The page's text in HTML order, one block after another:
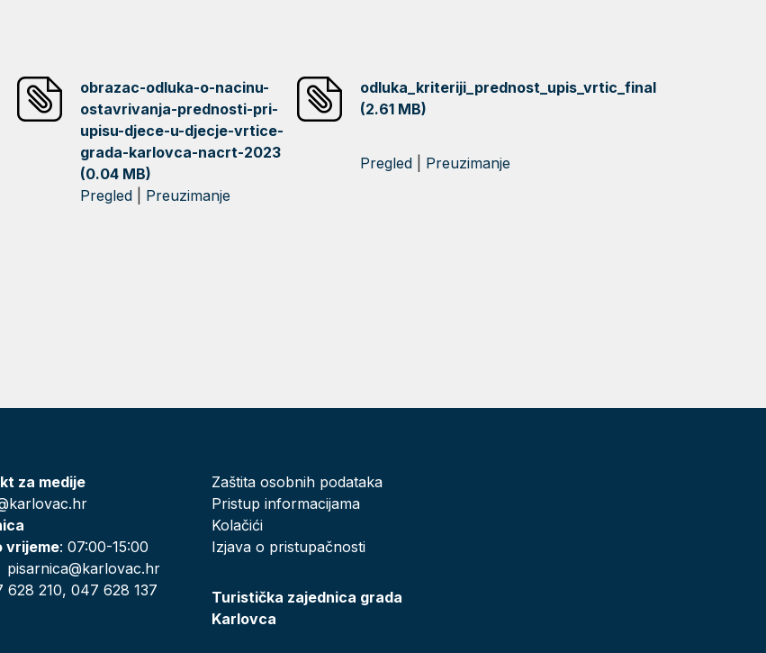
obrazac-odluka-o-nacinu-
ostavrivanja-prednosti-pri-
upisu-djece-u-djecje-vrtice-
grada-karlovca-nacrt-2023
(0.04 MB)
Pregled
Preuzimanje
odluka_kriteriji_prednost_upis_vrtic_final
(2.61 MB)
Pregled Preuzimanje
za medije
vrijeme: 07:00-15:00
pisarnica@karlovac.hr
628 210, 047 628 137
Zaštita osobnih podataka
Pristup informacijama
Kolačići
Izjava o pristupačnosti
Turistička zajednica grada
Karlovca